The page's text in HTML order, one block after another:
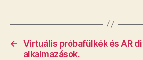
← Virtuális próbafülkék és AR
alkalmazások.